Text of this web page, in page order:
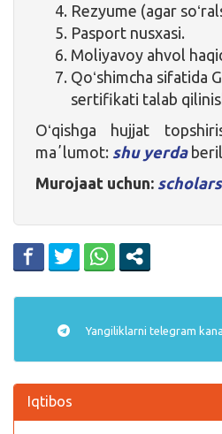
Rezyume (agar
Pasport nusxasi.
Moliyavoy ahvol
Qoʻshimcha sifatida
sertifikati talab
Oʻqishga hujjat
maʼlumot: shu yerda
Murojaat uchun:
Yangiliklarni telegram
Iqtibos